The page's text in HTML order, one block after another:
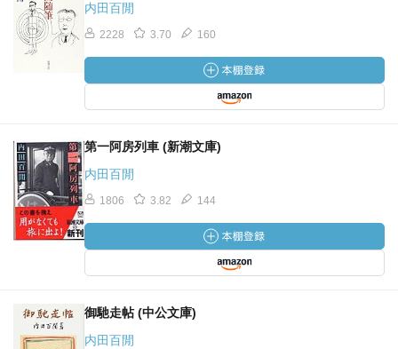
内田百閒
2228 3.70 160
第一阿房列車 (新潮文庫)
内田百閒
1806 3.82 144
御馳走帖 (中公文庫)
内田百閒